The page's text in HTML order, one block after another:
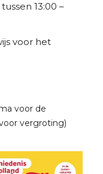
13:00 –
voor het
voor de
vergroting)